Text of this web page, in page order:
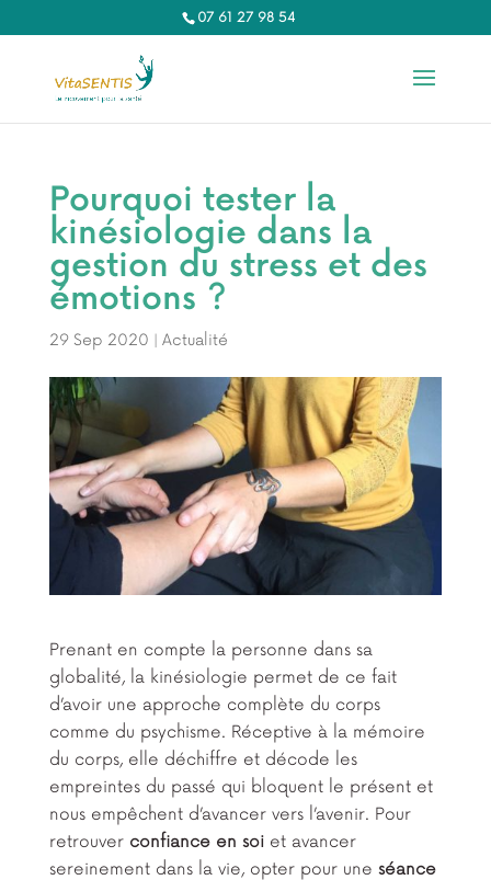
07 61 27 98 54‬
Pourquoi tester la
kinésiologie dans la
gestion du stress et des
émotions ?
29 Sep 2020 | Actualité
Prenant en compte la personne dans sa
globalité, la kinésiologie permet de ce fait
d’avoir une approche complète du corps
comme du psychisme. Réceptive à la mémoire
du corps, elle déchiffre et décode les
empreintes du passé qui bloquent le présent et
nous empêchent d’avancer vers l’avenir. Pour
retrouver confiance en soiet avancer
sereinement dans la vie, opter pour une séance